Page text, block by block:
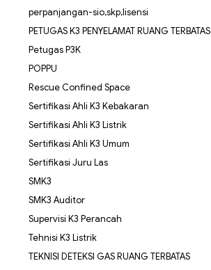
perpanjangan-sio,skp,lisensi
PETUGAS K3 PENYELAMAT RUANG TERBATAS
Petugas P3K
POPPU
Rescue Confined Space
Sertifikasi Ahli K3 Kebakaran
Sertifikasi Ahli K3 Listrik
Sertifikasi Ahli K3 Umum
Sertifikasi Juru Las
SMK3
SMK3 Auditor
Supervisi K3 Perancah
Tehnisi K3 Listrik
TEKNISI DETEKSI GAS RUANG TERBATAS